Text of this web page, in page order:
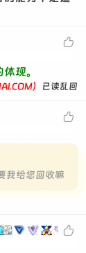

现。
） 已读乱回

我给您回收嘛
